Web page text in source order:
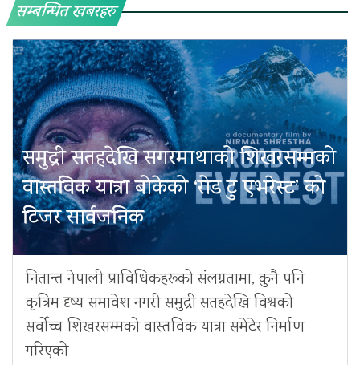
सम्बन्धित खबरहरु
समुद्री सतहदेखि सगरमाथाको शिखरसम्मको
वास्तविक यात्रा बोकेको ‘रोड टु एभरेस्ट’ को
टिजर सार्वजनिक
नितान्त नेपाली प्राविधिकहरूको संलग्नतामा, कुनै पनि
कृत्रिम दृष्य समावेश नगरी समुद्री सतहदेखि विश्वको
सर्वोच्च शिखरसम्मको वास्तविक यात्रा समेटेर निर्माण
गरिएको